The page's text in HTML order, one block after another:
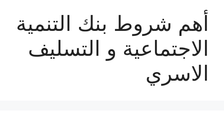
أهم شروط بنك التنمية
الاجتماعية و التسليف
الاسري